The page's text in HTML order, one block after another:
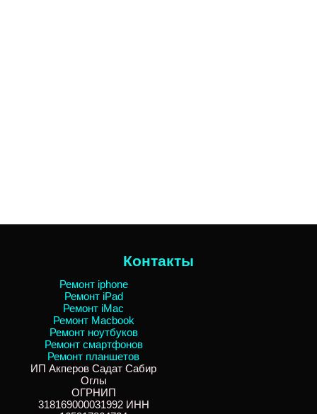
Контакты
Ремонт iphone
Ремонт iPad
Ремонт iMac
Ремонт Macbook
Ремонт ноутбуков
Ремонт смартфонов
Ремонт планшетов
ИП Акперов Садат Сабир
Оглы
ОГРНИП
318169000031992 ИНН